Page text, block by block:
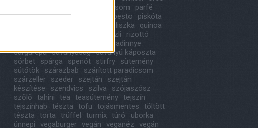
paradicsom
parfé
pástétom patisszon pesto
piskóta
puliszka
quinoa
ribizli
rizottó
sárgadinnye
sárgarépa savanyúság savanyú káposzta
sörbet
spárga spenót stirfry
sütemény
sütőtök
szárazbab
szárított paradicsom
szárzeller
szeder szejtán
szejtán
készítése
szendvics szilva
szójaszósz
szőlő
tahini tea teasütemény tejszín
tejszínhab
tészta tofu tojásmentes
töltött
tészta
torta trüffel turmix túró
uborka
ünnepi
vegaburger vegán veganéz
vegán